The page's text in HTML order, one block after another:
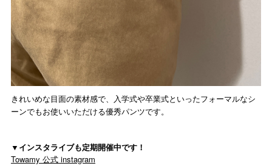
きれいめな目面の素材感で、入学式や卒業式といったフォーマルなシ
ーンでもお使いいただける優秀パンツです。
▼インスタライブも定期開催中です！
Towamy 公式 instagram